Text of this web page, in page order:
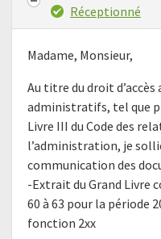
Réceptionné
Madame, Monsieur,
Au titre du droit d’accès
administratifs, tel que
Livre III du Code des
l’administration, je
communication des
-Extrait du Grand Livre
60 à 63 pour la période
fonction 2xx